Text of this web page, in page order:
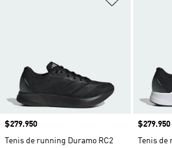
Precio
$279.950
Tenis de running Duramo RC2
Precio
$279.950
Tenis